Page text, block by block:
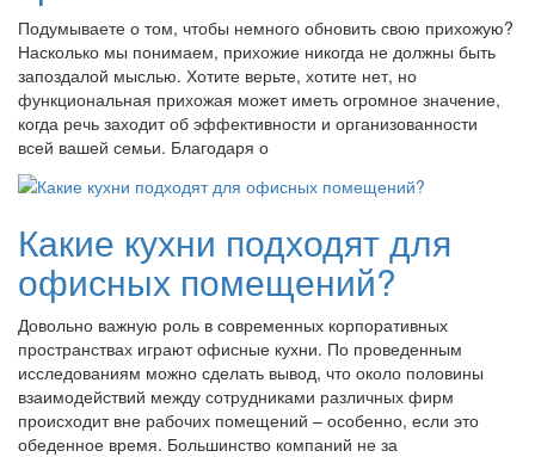
Подумываете о том, чтобы немного обновить свою прихожую?
Насколько мы понимаем, прихожие никогда не должны быть
запоздалой мыслью. Хотите верьте, хотите нет, но
функциональная прихожая может иметь огромное значение,
когда речь заходит об эффективности и организованности
всей вашей семьи. Благодаря о
Какие кухни подходят для
офисных помещений?
Довольно важную роль в современных корпоративных
пространствах играют офисные кухни. По проведенным
исследованиям можно сделать вывод, что около половины
взаимодействий между сотрудниками различных фирм
происходит вне рабочих помещений – особенно, если это
обеденное время. Большинство компаний не за